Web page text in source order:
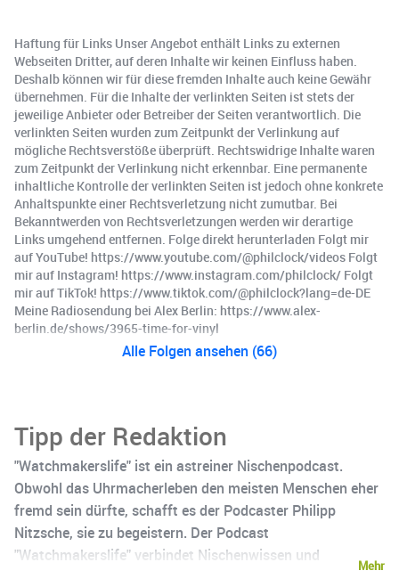
Haftung für Links Unser Angebot enthält Links zu externen
Webseiten Dritter, auf deren Inhalte wir keinen Einfluss haben.
Deshalb können wir für diese fremden Inhalte auch keine Gewähr
übernehmen. Für die Inhalte der verlinkten Seiten ist stets der
jeweilige Anbieter oder Betreiber der Seiten verantwortlich. Die
verlinkten Seiten wurden zum Zeitpunkt der Verlinkung auf
mögliche Rechtsverstöße überprüft. Rechtswidrige Inhalte waren
zum Zeitpunkt der Verlinkung nicht erkennbar. Eine permanente
inhaltliche Kontrolle der verlinkten Seiten ist jedoch ohne konkrete
Anhaltspunkte einer Rechtsverletzung nicht zumutbar. Bei
Bekanntwerden von Rechtsverletzungen werden wir derartige
Links umgehend entfernen. Folge direkt herunterladen Folgt mir
auf YouTube! https://www.youtube.com/@philclock/videos Folgt
mir auf Instagram! https://www.instagram.com/philclock/ Folgt
mir auf TikTok! https://www.tiktok.com/@philclock?lang=de-DE
Meine Radiosendung bei Alex Berlin: https://www.alex-
berlin.de/shows/3965-time-for-vinyl
Alle Folgen ansehen (66)
Tipp der Redaktion
"Watchmakerslife" ist ein astreiner Nischenpodcast.
Obwohl das Uhrmacherleben den meisten Menschen eher
fremd sein dürfte, schafft es der Podcaster Philipp
Nitzsche, sie zu begeistern. Der Podcast
"Watchmakerslife" verbindet Nischenwissen und
Mehr